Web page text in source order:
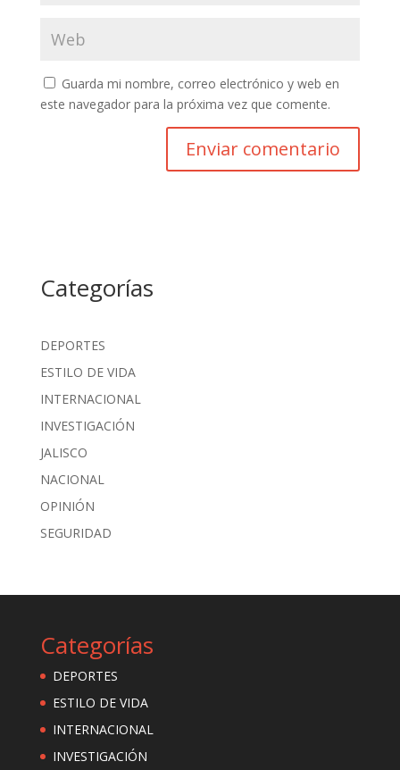
Guarda mi nombre, correo electrónico y web en
este navegador para la próxima vez que comente.
Categorías
DEPORTES
ESTILO DE VIDA
INTERNACIONAL
INVESTIGACIÓN
JALISCO
NACIONAL
OPINIÓN
SEGURIDAD
Categorías
DEPORTES
ESTILO DE VIDA
INTERNACIONAL
INVESTIGACIÓN